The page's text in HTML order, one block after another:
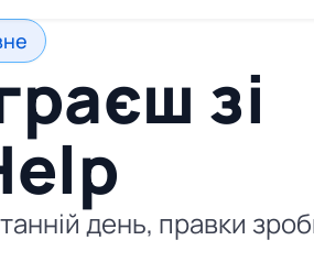
зі
день, правки